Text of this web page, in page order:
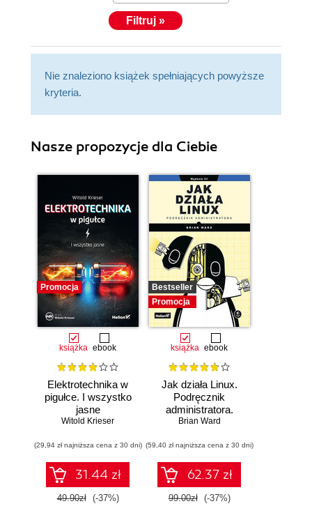
Filtruj »
Nie znaleziono książek spełniających powyższe
kryteria.
Nasze propozycje dla Ciebie
Promocja
książka ebook
Elektrotechnika w
pigułce. I wszystko
jasne
Witold Krieser
(29,94 zł najniższa cena z 30 dni)
31.44 zł
49.90zł (-37%)
Bestseller
Promocja
książka ebook
Jak działa Linux.
Podręcznik
administratora.
Wydanie III
Brian Ward
(59,40 zł najniższa cena z 30 dni)
62.37 zł
99.00zł (-37%)